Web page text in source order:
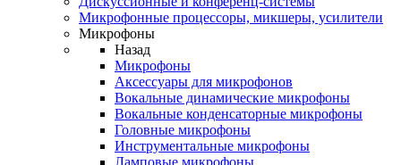
Микрофонные процессоры, микшеры, усилители
Микрофоны
Назад
Микрофоны
Аксессуары для микрофонов
Вокальные динамические микрофоны
Вокальные конденсаторные микрофоны
Головные микрофоны
Инструментальные микрофоны
Ламповые микрофоны